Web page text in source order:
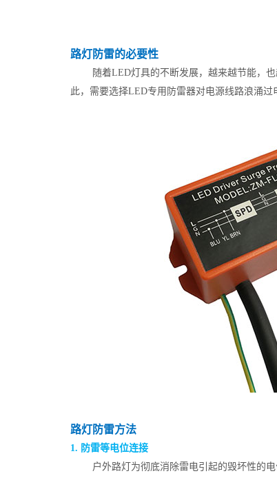
路灯防雷的必要性
随着LED灯具的不断发展，越来越节能，
此，需要选择LED专用防雷器对电源线路浪涌
路灯防雷方法
1. 防雷等电位连接
户外路灯为彻底消除雷电引起的毁坏性的